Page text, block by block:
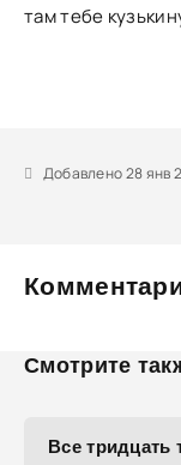
там тебе
Добавлено 28 янв
Смотрите
Все тридцать